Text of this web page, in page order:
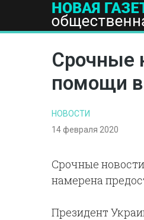
ПОЛИТИКА ОБЩЕСТВО
Срочные
помощи в
НОВОСТИ
14 февраля 2020
Срочные
намерена
Президент